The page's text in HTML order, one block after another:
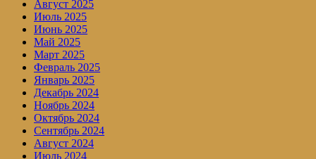
Август 2025
Июль 2025
Июнь 2025
Май 2025
Март 2025
Февраль 2025
Январь 2025
Декабрь 2024
Ноябрь 2024
Октябрь 2024
Сентябрь 2024
Август 2024
Июль 2024